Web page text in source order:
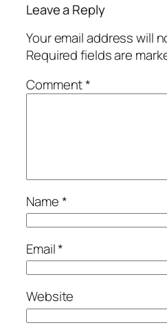
Leave a Reply
Your email address will
Required fields are
Comment*
Name*
Email*
Website